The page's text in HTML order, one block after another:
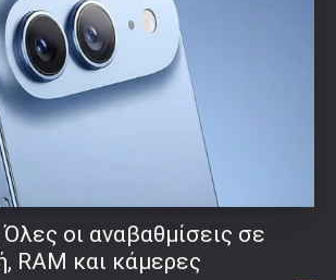
οι αναβαθμίσεις σε
RAM και κάμερες